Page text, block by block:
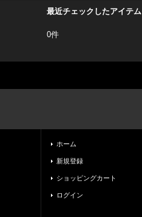
最近チェックしたアイテム
0件
ホーム
新規登録
ショッピングカート
ログイン